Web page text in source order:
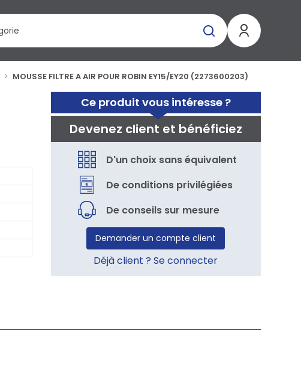
MOUSSE FILTRE A AIR POUR ROBIN EY15/EY20 (2273600203)
Ce produit vous intéresse ?
Devenez client et bénéficiez
D'un choix sans équivalent
De conditions privilégiées
De conseils sur mesure
Demander un compte client
Déjà client ? Se connecter